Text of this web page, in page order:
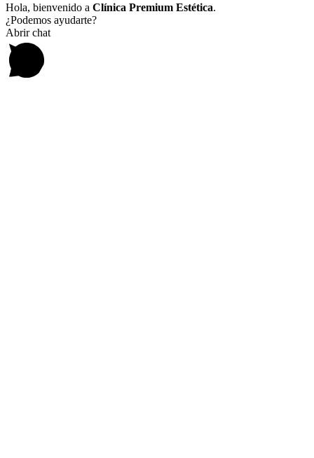
Hola, bienvenido a Clínica Premium Estética.
¿Podemos ayudarte?
Abrir chat